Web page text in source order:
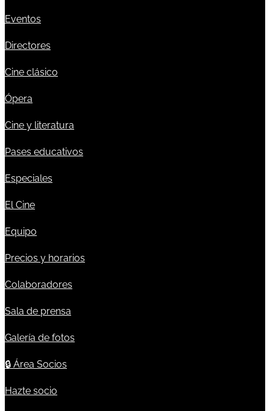
Eventos
Directores
Cine clásico
Ópera
Cine y literatura
Pases educativos
Especiales
El Cine
Equipo
Precios y horarios
Colaboradores
Sala de prensa
Galería de fotos
🔒 Área Socios
Hazte socio